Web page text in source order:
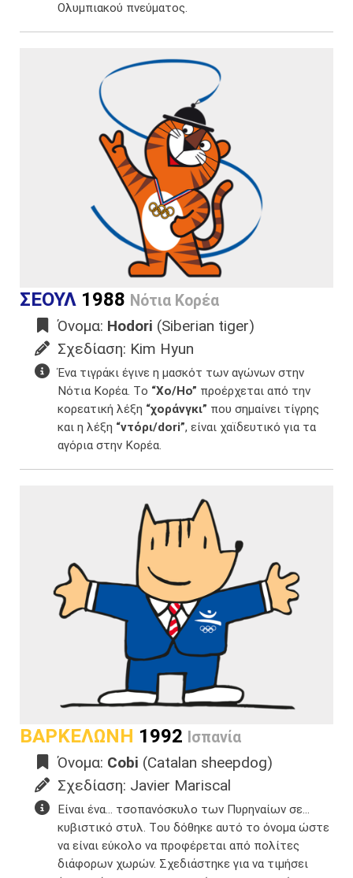
Ολυμπιακού πνεύματος.
ΣΕΟΥΛ 1988 Νότια Κορέα
Όνομα: Hodori (Siberian tiger)
Σχεδίαση: Kim Hyun
Ένα τιγράκι έγινε η μασκότ των αγώνων στην
Νότια Κορέα.​ Τo “Χo/Ηο” προέρχεται από την
κορεατική λέξη “χοράνγκι” που σημαίνει τίγρης
και η λέξη “ντόρι/dori”, είναι χαϊδευτικό για τα
αγόρια στην Κορέα.
ΒΑΡΚΕΛΩΝΗ 1992 Ισπανία
Όνομα: Cobi (Catalan sheepdog)
Σχεδίαση: Javier Mariscal
Είναι ένα… τσοπανόσκυλο των Πυρηναίων σε…
κυβιστικό στυλ.​ Tου δόθηκε αυτό το όνομα ώστε
να είναι εύκολο να προφέρεται από πολίτες
διάφορων χωρών.​ Σχεδιάστηκε για να τιμήσει